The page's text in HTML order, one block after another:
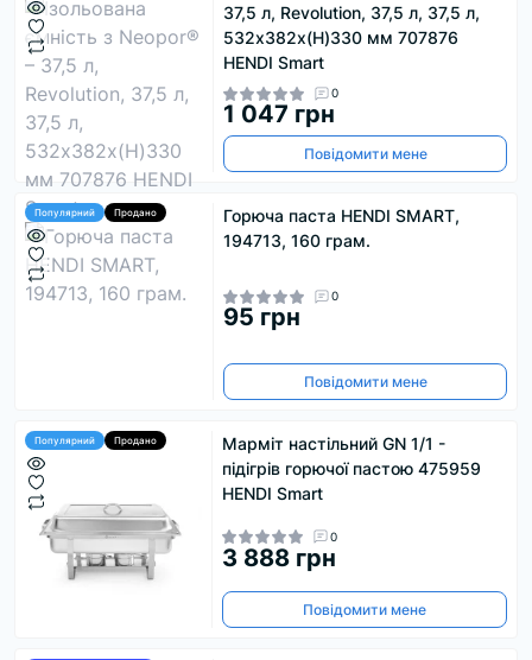
37,5 л, Revolution, 37,5 л, 37,5 л,
532x382x(H)330 мм 707876
HENDI Smart
0
1 047 грн
Повідомити мене
Популярний Продано
Горюча паста HENDI SMART,
194713, 160 грам.
0
95 грн
Повідомити мене
Популярний Продано
Марміт настільний GN 1/1 -
підігрів горючої пастою 475959
HENDI Smart
0
3 888 грн
Повідомити мене